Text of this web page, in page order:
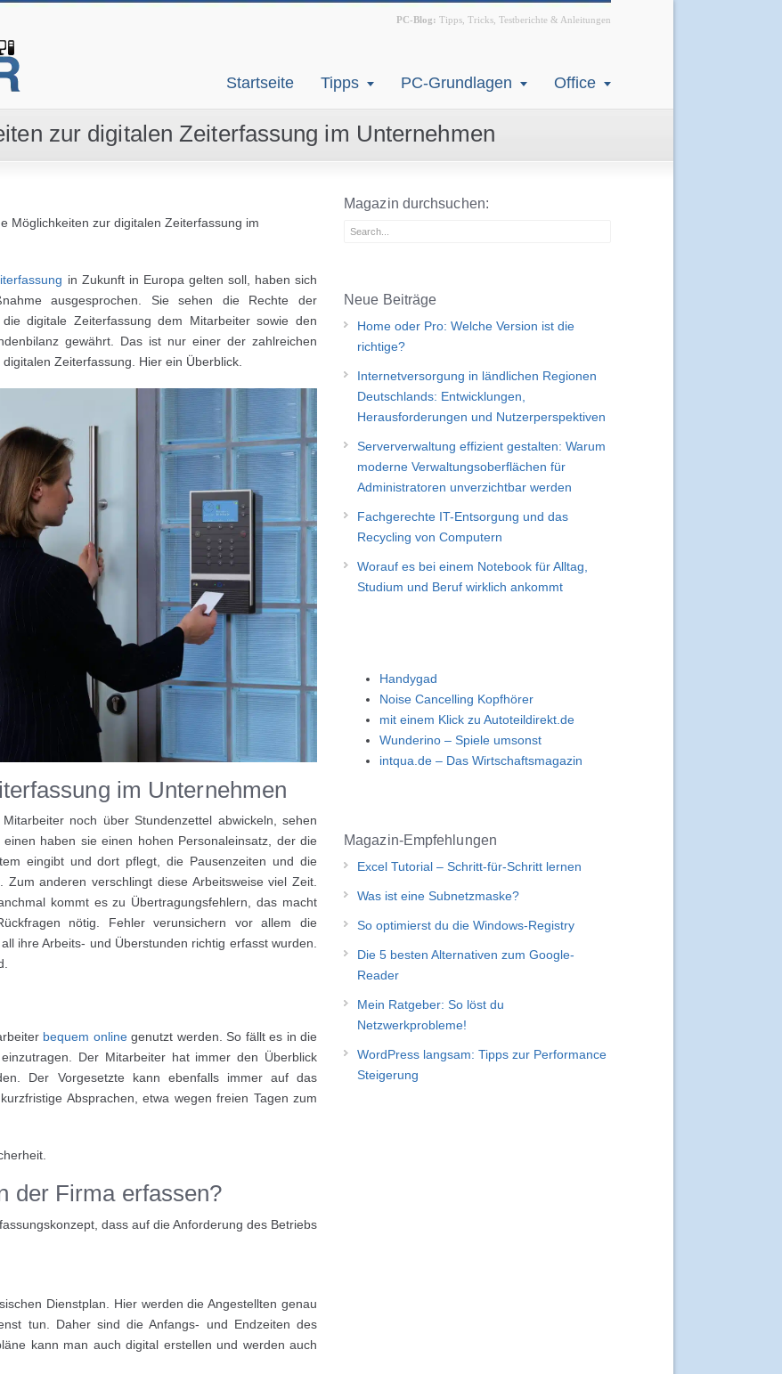
PC-Blog: Tipps, Tricks, Testberichte & Anleitungen
Startseite Tipps PC-Grundlagen Office
zur digitalen Zeiterfassung im Unternehmen
Möglichkeiten zur digitalen Zeiterfassung im
in Zukunft in Europa gelten soll, haben sich
ausgesprochen. Sie sehen die Rechte der
digitale Zeiterfassung dem Mitarbeiter sowie den
gewährt. Das ist nur einer der zahlreichen
Zeiterfassung. Hier ein Überblick.
im Unternehmen
noch über Stundenzettel abwickeln, sehen
haben sie einen hohen Personaleinsatz, der die
eingibt und dort pflegt, die Pausenzeiten und die
anderen verschlingt diese Arbeitsweise viel Zeit.
kommt es zu Übertragungsfehlern, das macht
nötig. Fehler verunsichern vor allem die
ihre Arbeits- und Überstunden richtig erfasst wurden.
bequem onlinegenutzt werden. So fällt es in die
Der Mitarbeiter hat immer den Überblick
Der Vorgesetzte kann ebenfalls immer auf das
Absprachen, etwa wegen freien Tagen zum
der Firma erfassen?
dass auf die Anforderung des Betriebs
Dienstplan. Hier werden die Angestellten genau
tun. Daher sind die Anfangs- und Endzeiten des
kann man auch digital erstellen und werden auch
Magazin durchsuchen:
Neue Beiträge
Home oder Pro: Welche Version ist die
richtige?
Internetversorgung in ländlichen Regionen
Deutschlands: Entwicklungen,
Herausforderungen und Nutzerperspektiven
Serververwaltung effizient gestalten: Warum
moderne Verwaltungsoberflächen für
Administratoren unverzichtbar werden
Fachgerechte IT-Entsorgung und das
Recycling von Computern
Worauf es bei einem Notebook für Alltag,
Studium und Beruf wirklich ankommt
Handygad
Noise Cancelling Kopfhörer
mit einem Klick zu Autoteildirekt.de
Wunderino – Spiele umsonst
intqua.de – Das Wirtschaftsmagazin
Magazin-Empfehlungen
Excel Tutorial – Schritt-für-Schritt lernen
Was ist eine Subnetzmaske?
So optimierst du die Windows-Registry
Die 5 besten Alternativen zum Google-
Reader
Mein Ratgeber: So löst du
Netzwerkprobleme!
WordPress langsam: Tipps zur Performance
Steigerung